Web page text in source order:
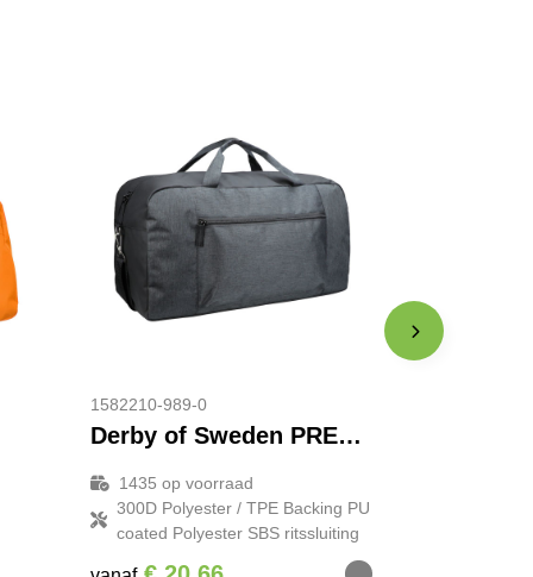
1582210-989-0
Derby of Sweden PRESTIGE DUFFLEBAG
1435 op voorraad
300D Polyester / TPE Backing PU
coated Polyester SBS ritssluiting